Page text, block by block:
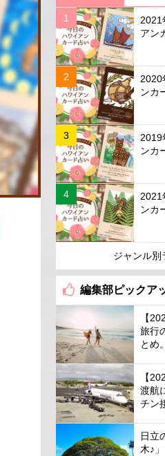
2021
アン
2020
ンカ
2019
ンカ
2021
ンカ
ジャンル別
編集部ピックア
【
旅行
とめ
【
渡航
チン
日立
木♪